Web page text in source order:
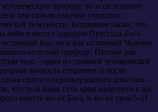
природу, во всей полноте
и тем самым навечно утвердил
телесности. Вспомним также, что
небо и воссел одесную Престола Бога
истинный Бог, но и как истинный Человек
телесной природе. Потому для
тело – один из уровней человеческой
личность сохраняет и после
святого первоверховного апостола
что телá ваши суть храм живущего в вас
имеете вы от Бога, и вы не свои?» (1